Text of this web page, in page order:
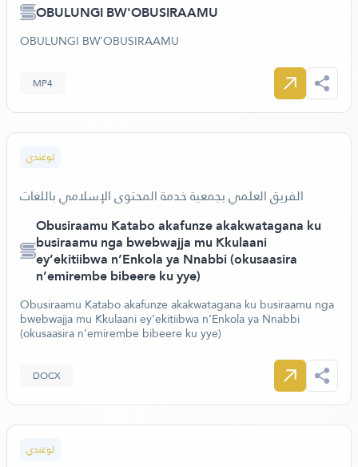
OBULUNGI BW'OBUSIRAAMU
OBULUNGI BW'OBUSIRAAMU
MP4
لوغندي
الفريق العلمي بجمعية خدمة المحتوى الإسلامي باللغات
Obusiraamu Katabo akafunze akakwatagana ku
busiraamu nga bwebwajja mu Kkulaani
ey’ekitiibwa n’Enkola ya Nnabbi (okusaasira
n’emirembe bibeere ku yye)
Obusiraamu Katabo akafunze akakwatagana ku busiraamu nga
bwebwajja mu Kkulaani ey’ekitiibwa n’Enkola ya Nnabbi
(okusaasira n’emirembe bibeere ku yye)
DOCX
لوغندي